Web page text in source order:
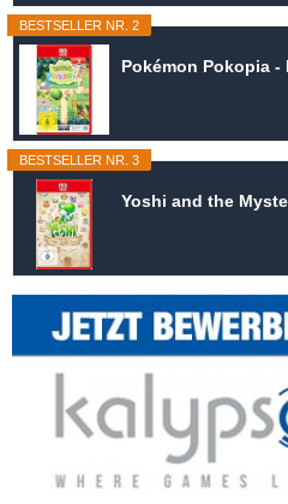
BESTSELLER NR. 2
Pokémon Pokopia
BESTSELLER NR. 3
Yoshi and the